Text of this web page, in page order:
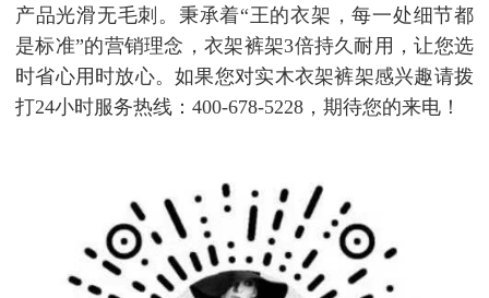
产品光滑无毛刺。秉承着“王的衣架，每一处细节都
是标准”的营销理念，衣架裤架3倍持久耐用，让您选
时省心用时放心。如果您对实木衣架裤架感兴趣请拨
打24小时服务热线：400-678-5228，期待您的来电！